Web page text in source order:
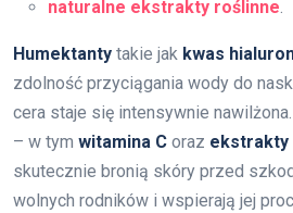
naturalne ekstrakty roślinne.
Humektanty takie jak kwas
zdolność przyciągania wody do
cera staje się intensywnie
– w tym witamina C oraz ekstrakty
skutecznie bronią skóry przed
wolnych rodników i wspierają jej